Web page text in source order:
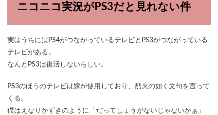
ニコニコ実況がPS3だと見れない件
実はうちにはPS4がつながっているテレビとPS3がつながっている
テレビがある。
なんとPS3は復活しないらしい。
PS3のほうのテレビは嫁が使用しており、烈火の如く文句を言って
くる。
僕はえなりかずきのように「だってしょうがないじゃないかぁ」